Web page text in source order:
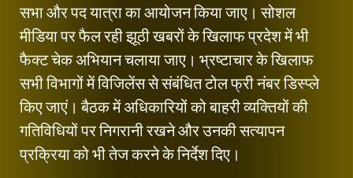
सभा और पद यात्रा का आयोजन किया जाए। सोशल
मीडिया पर फैल रही झूठी खबरों के खिलाफ प्रदेश में भी
फैक्ट चेक अभियान चलाया जाए। भ्रष्टाचार के खिलाफ
सभी विभागों में विजिलेंस से संबंधित टोल फ्री नंबर डिस्प्ले
किए जाएं। बैठक में अधिकारियों को बाहरी व्यक्तियों की
गतिविधियों पर निगरानी रखने और उनकी सत्यापन
प्रक्रिया को भी तेज करने के निर्देश दिए।